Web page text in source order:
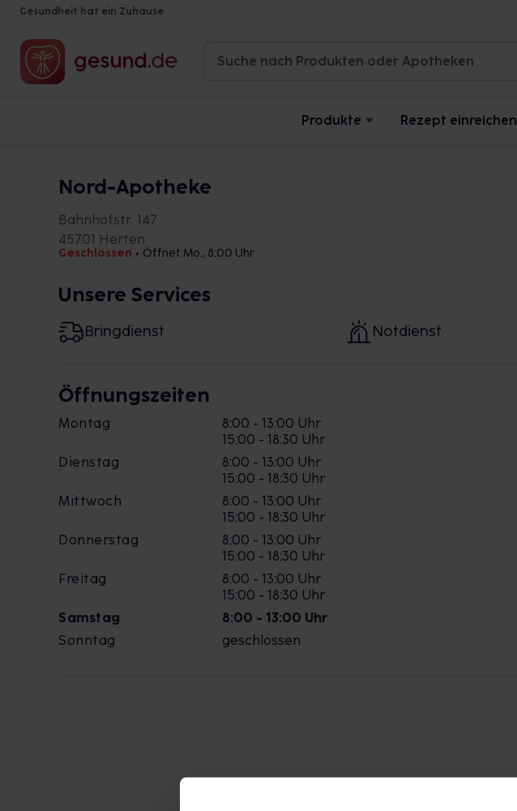
Gesundheit hat ein Zuhause
Produkte Rezept einreichen
Nord-Apotheke
Bahnhofstr. 147
45701 Herten
Geschlossen • Öffnet Mo., 8:00 Uhr
Unsere Services
Bringdienst Notdienst
Öffnungszeiten
Montag
8:00 - 13:00 Uhr
15:00 - 18:30 Uhr
Dienstag
8:00 - 13:00 Uhr
15:00 - 18:30 Uhr
Mittwoch
8:00 - 13:00 Uhr
15:00 - 18:30 Uhr
Donnerstag
8:00 - 13:00 Uhr
15:00 - 18:30 Uhr
Freitag
8:00 - 13:00 Uhr
15:00 - 18:30 Uhr
Samstag
8:00 - 13:00 Uhr
Sonntag
geschlossen